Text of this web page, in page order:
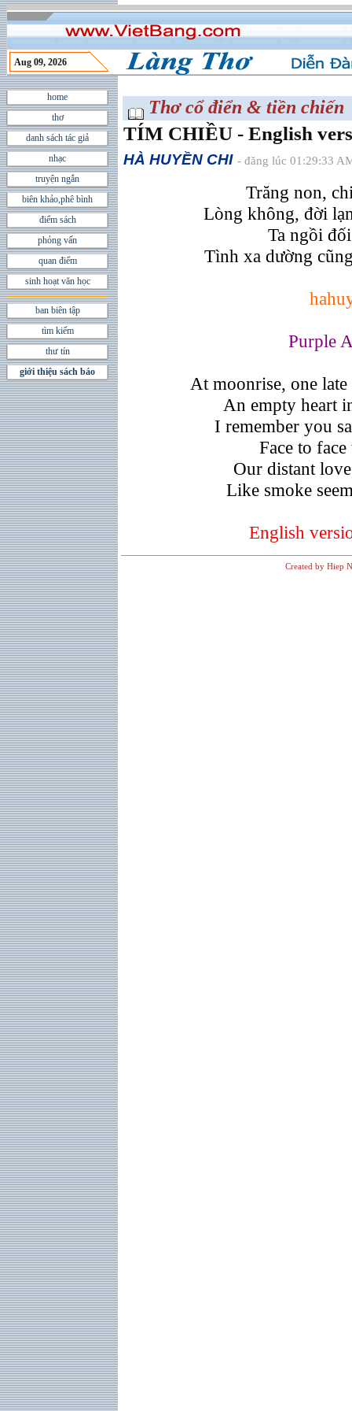
Aug 09, 2026
home
thơ
danh sách tác giả
nhạc
truyện ngắn
biên khảo,phê bình
điểm sách
phỏng vấn
quan điểm
sinh hoạt văn học
ban biên tập
tìm kiếm
thư tín
giới thiệu sách báo
Thơ cổ điển & tiền chiến
TÍM CHIỀU - English
HÀ HUYỀN CHI - đăng lúc 01:29:33
Trăng non,
Lòng không, đời
Ta ngồi
Tình xa dường
Purple
At moonrise, one
An empty heart
I remember you
Face to
Our distant
Like smoke
English
Created by Hiep